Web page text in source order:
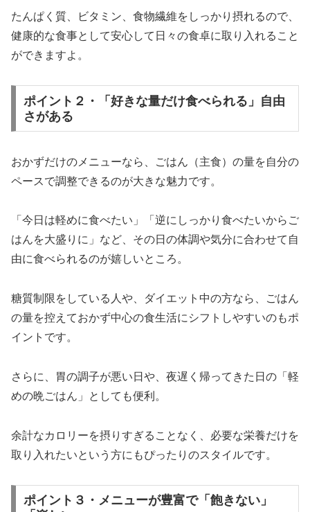
たんぱく質、ビタミン、食物繊維をしっかり摂れるので、
健康的な食事として安心して日々の食卓に取り入れること
ができますよ。
ポイント２・「好きな量だけ食べられる」自由
さがある
おかずだけのメニューなら、ごはん（主食）の量を自分の
ペースで調整できるのが大きな魅力です。
「今日は軽めに食べたい」「逆にしっかり食べたいからご
はんを大盛りに」など、その日の体調や気分に合わせて自
由に食べられるのが嬉しいところ。
糖質制限をしている人や、ダイエット中の方なら、ごはん
の量を控えておかず中心の食生活にシフトしやすいのもポ
イントです。
さらに、胃の調子が悪い日や、夜遅く帰ってきた日の「軽
めの晩ごはん」としても便利。
余計なカロリーを摂りすぎることなく、必要な栄養だけを
取り入れたいという方にもぴったりのスタイルです。
ポイント３・メニューが豊富で「飽きない」